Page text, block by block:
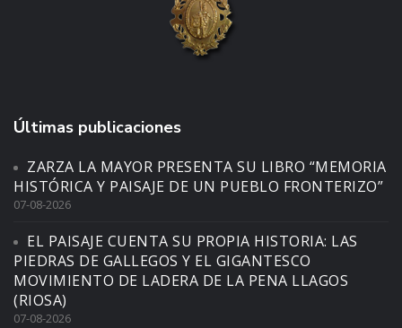
Últimas publicaciones
ZARZA LA MAYOR PRESENTA SU LIBRO “MEMORIA
HISTÓRICA Y PAISAJE DE UN PUEBLO FRONTERIZO”
07-08-2026
EL PAISAJE CUENTA SU PROPIA HISTORIA: LAS
PIEDRAS DE GALLEGOS Y EL GIGANTESCO
MOVIMIENTO DE LADERA DE LA PENA LLAGOS
(RIOSA)
07-08-2026